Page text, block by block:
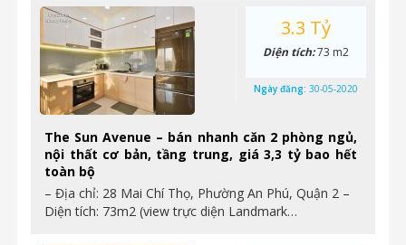
The Sun Avenue – bán nhanh căn 2 phòng ngủ,
nội thất cơ bản, tầng trung, giá 3,3 tỷ bao hết
toàn bộ
– Địa chỉ: 28 Mai Chí Thọ, Phường An Phú, Quận 2 –
Diện tích: 73m2 (view trực diện Landmark…
3.3 Tỷ
Diện tích:73 m2
Ngày đăng: 30-05-2020